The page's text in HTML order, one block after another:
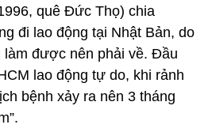
quê Đức Thọ) chia
đi lao động tại Nhật Bản, do
làm được nên phải về. Đầu
lao động tự do, khi rảnh
bệnh xảy ra nên 3 tháng